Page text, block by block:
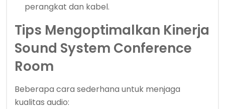
perangkat dan kabel.
Tips Mengoptimalkan Kinerja
Sound System Conference
Room
Beberapa cara sederhana untuk menjaga
kualitas audio: